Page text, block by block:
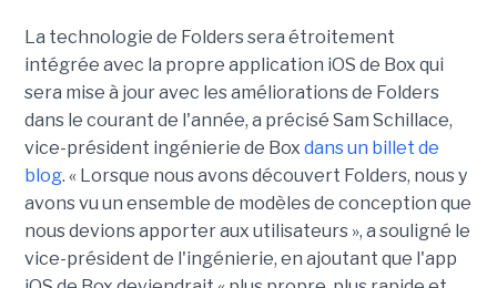
La technologie de Folders sera étroitement
intégrée avec la propre application iOS de Box qui
sera mise à jour avec les améliorations de Folders
dans le courant de l'année, a précisé Sam Schillace,
vice-président ingénierie de Box dans un billet de
blog. « Lorsque nous avons découvert Folders, nous y
avons vu un ensemble de modèles de conception que
nous devions apporter aux utilisateurs », a souligné le
vice-président de l'ingénierie, en ajoutant que l'app